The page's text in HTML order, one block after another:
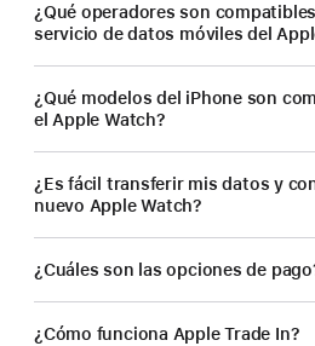
¿Qué operadores son
servicio de datos móviles del
¿Qué modelos del iPhone son
el Apple Watch?
¿Es fácil transferir mis datos y
nuevo Apple Watch?
¿Cuáles son las opciones de
¿Cómo funciona Apple Trade In?